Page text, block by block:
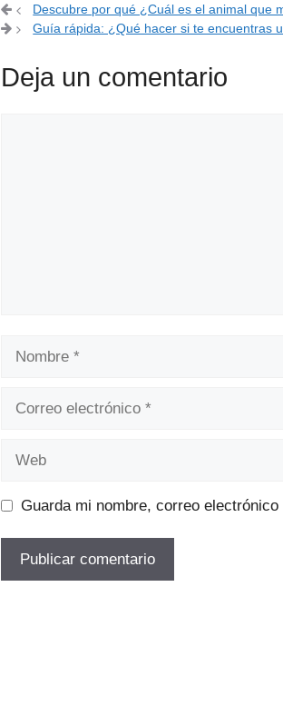
Descubre por qué ¿Cuál es el animal que
Guía rápida: ¿Qué hacer si te encuentras
Deja un comentario
Nombre
Correo
Web
Guarda mi nombre, correo